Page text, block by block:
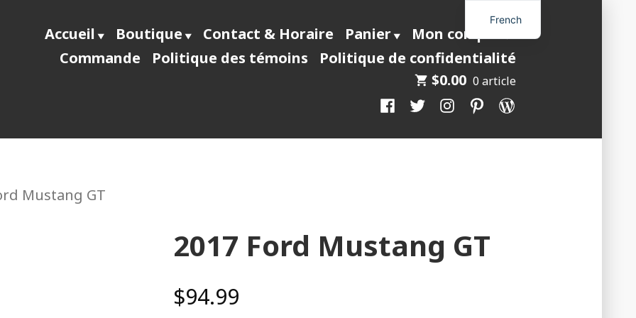
Accueil Boutique Contact & Horaire Panier
Mon compte
Commande
Politique des témoins
Politique de confidentialité
$0.00 0 article
Facebook
TwitterInstagram
PinterestWordPress
Mustang GT
2017 Ford Mustang GT
$94.99
French